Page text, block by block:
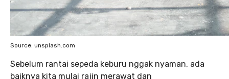
Source: unsplash.com
Sebelum rantai sepeda keburu nggak nyaman, ada
baiknya kita mulai rajin merawat dan